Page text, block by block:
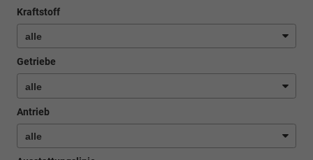
Kraftstoff
Getriebe
Antrieb